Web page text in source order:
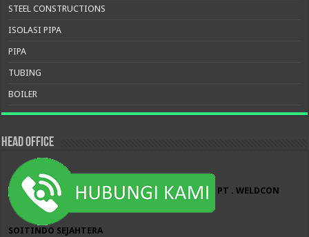
STEEL CONSTRUCTIONS
ISOLASI PIPA
PIPA
TUBING
BOILER
HEAD OFFICE
PT . WELDCON
SOITINDO SEJAHTERA